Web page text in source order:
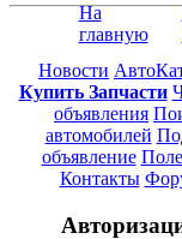
На
главную
Новости
Купить Запчасти
объявления
автомобилей
объявление
Контакты